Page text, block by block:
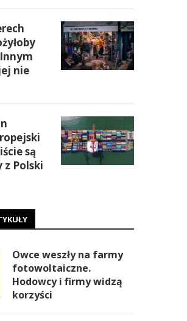
nie
są
Polski
Owce weszły na farmy
fotowoltaiczne.
Hodowcy i firmy widzą
korzyści